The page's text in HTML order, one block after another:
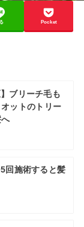
Pocket
ブリーチ毛も
ットのトリー
回施術すると髪